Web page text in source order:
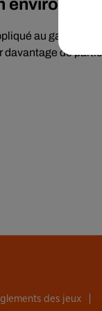
au gazole
de
des jeux